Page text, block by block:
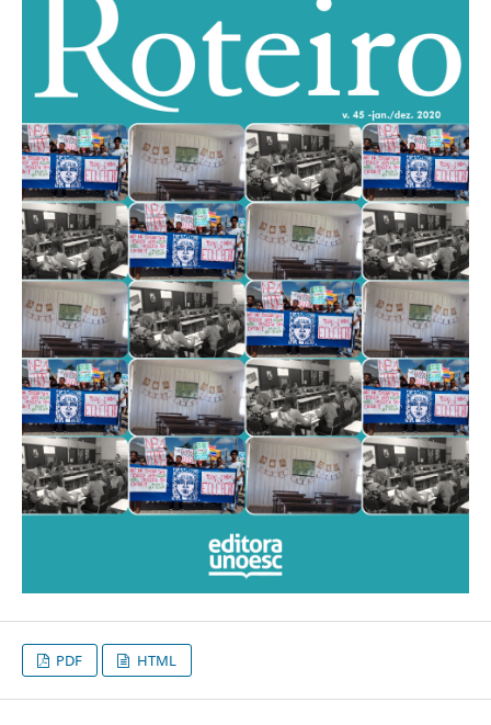
PDF HTML